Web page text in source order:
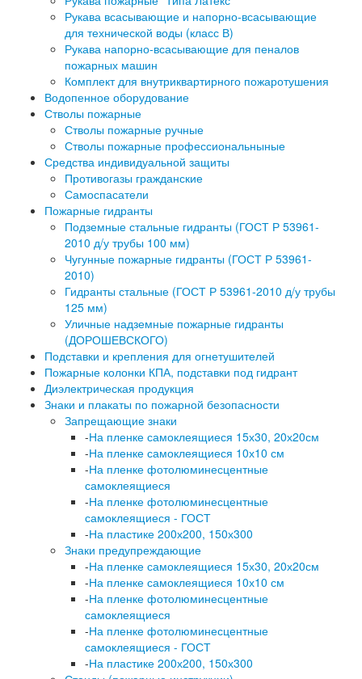
Рукава всасывающие и напорно-всасывающие
для технической воды (класс В)
Рукава напорно-всасывающие для пеналов
пожарных машин
Комплект для внутриквартирного пожаротушения
Водопенное оборудование
Стволы пожарные
Стволы пожарные ручные
Стволы пожарные профессиональныные
Средства индивидуальной защиты
Противогазы гражданские
Самоспасатели
Пожарные гидранты
Подземные стальные гидранты (ГОСТ Р 53961-
2010 д/у трубы 100 мм)
Чугунные пожарные гидранты (ГОСТ Р 53961-
2010)
Гидранты стальные (ГОСТ Р 53961-2010 д/у трубы
125 мм)
Уличные надземные пожарные гидранты
(ДОРОШЕВСКОГО)
Подставки и крепления для огнетушителей
Пожарные колонки КПА, подставки под гидрант
Диэлектрическая продукция
Знаки и плакаты по пожарной безопасности
Запрещающие знаки
-На пленке самоклеящиеся 15х30, 20х20см
-На пленке самоклеящиеся 10х10 см
-На пленке фотолюминесцентные
самоклеящиеся
-На пленке фотолюминесцентные
самоклеящиеся - ГОСТ
-На пластике 200х200, 150х300
Знаки предупреждающие
-На пленке самоклеящиеся 15х30, 20х20см
-На пленке самоклеящиеся 10х10 см
-На пленке фотолюминесцентные
самоклеящиеся
-На пленке фотолюминесцентные
самоклеящиеся - ГОСТ
-На пластике 200х200, 150х300